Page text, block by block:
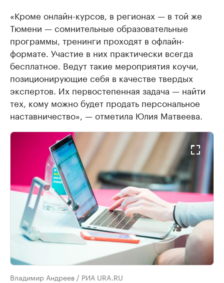
«Кроме онлайн-курсов, в регионах — в той же
Тюмени — сомнительные образовательные
программы, тренинги проходят в офлайн-
формате. Участие в них практически всегда
бесплатное. Ведут такие мероприятия коучи,
позиционирующие себя в качестве твердых
экспертов. Их первостепенная задача — найти
тех, кому можно будет продать персональное
наставничество», — отметила Юлия Матвеева.
Владимир Андреев / РИА URA.RU